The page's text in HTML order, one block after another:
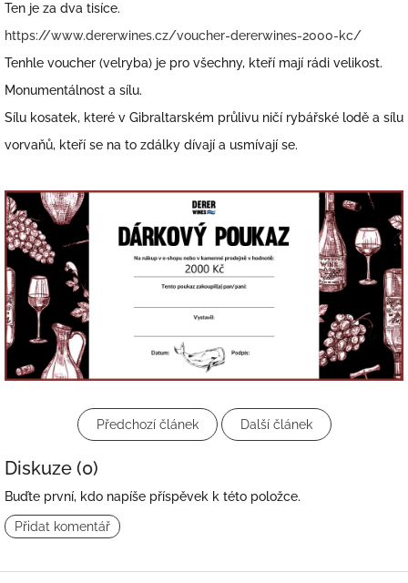
Ten je za dva tisíce.
https://www.dererwines.cz/voucher-dererwines-2000-kc/
Tenhle voucher (velryba) je pro všechny, kteří mají rádi velikost.
Monumentálnost a sílu.
Sílu kosatek, které v Gibraltarském průlivu ničí rybářské lodě a sílu
vorvaňů, kteří se na to zdálky dívají a usmívají se.
Předchozí článek Další článek
Diskuze (0)
Buďte první, kdo napíše příspěvek k této položce.
Přidat komentář